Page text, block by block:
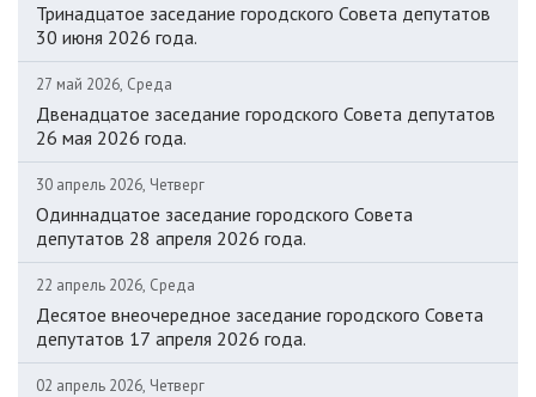
Тринадцатое заседание городского Совета депутатов
30 июня 2026 года.
27 май 2026, Среда
Двенадцатое заседание городского Совета депутатов
26 мая 2026 года.
30 апрель 2026, Четверг
Одиннадцатое заседание городского Совета
депутатов 28 апреля 2026 года.
22 апрель 2026, Среда
Десятое внеочередное заседание городского Совета
депутатов 17 апреля 2026 года.
02 апрель 2026, Четверг